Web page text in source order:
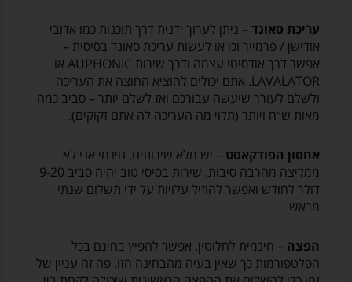
עריכת סאונד – ניתן לערוך ידנית דרך תוכנות כמו אדובי
אודישן / פרמייר וכו או לעשות עריכת סאונד בסיסית –
אפשר דרך אודסיטי עצמה ודרך שירות AUPHONIC או
LAVALATOR. אתם יכולים להוציא החוצה את העריכה
ולשלם לעורך שיעשה עבורכם ואז לשלם יותר – סביב כמה
מאות ש”ח ויותר (תלוי מה העריכה לה אתם זקוקים).
אחסון הפודקאסט – יש מלא שירותים. חינמי אני לא
ממליצה מהרבה סיבות. שירות בסיסי טוב יהיה סביב 9-20
דולר לחודש ואפשר להוזיל עלויות על ידי תשלום שנתי
מראש.
הפצה – חינמית לחלוטין. אפשר להפיץ בחינם בכל
הפלטפורמות כך שאין בעיה מהבחינה הזו. פה זה עניין של